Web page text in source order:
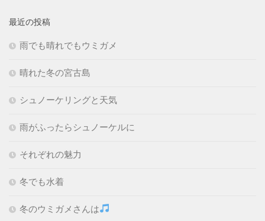
最近の投稿
雨でも晴れでもウミガメ
晴れた冬の宮古島
シュノーケリングと天気
雨がふったらシュノーケルに
それぞれの魅力
冬でも水着
冬のウミガメさんは